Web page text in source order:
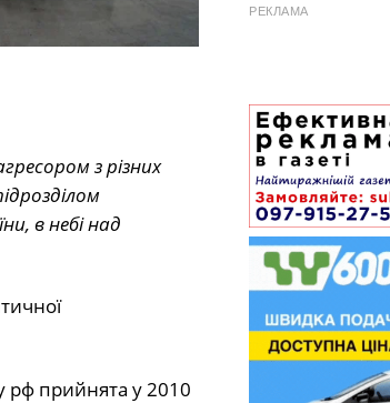
з різних
в небі над
рф прийнята у 2010
РЕКЛАМА